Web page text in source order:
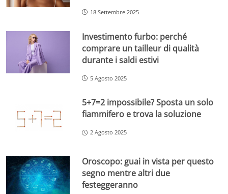
18 Settembre 2025
Investimento furbo: perché
comprare un tailleur di qualità
durante i saldi estivi
5 Agosto 2025
5+7=2 impossibile? Sposta un solo
fiammifero e trova la soluzione
2 Agosto 2025
Oroscopo: guai in vista per questo
segno mentre altri due
festeggeranno